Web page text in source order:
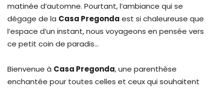
matinée d’automne. Pourtant, l’ambiance qui se
dégage de la Casa Pregonda est si chaleureuse que
l’espace d’un instant, nous voyageons en pensée vers
ce petit coin de paradis…
Bienvenue à Casa Pregonda, une parenthèse
enchantée pour toutes celles et ceux qui souhaitent